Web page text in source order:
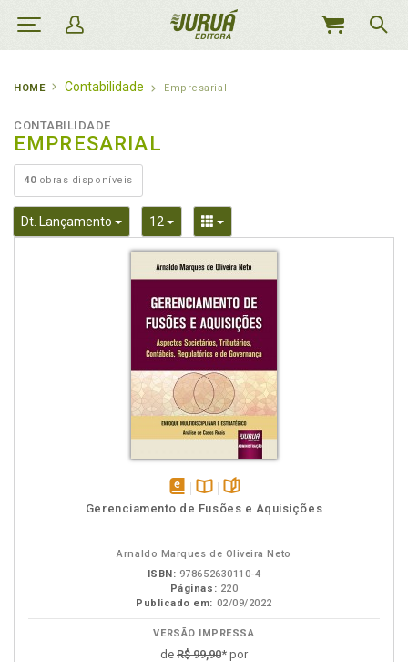
MEU
HOME Contabilidade Empresarial
CONTABILIDADE
EMPRESARIAL
40obras disponíveis
Dt. Lançamento Toggle Dropdown
12 Toggle DropdownToggle Dropdown
disponívelDisponível
páginas
Gerenciamento de Fusões e Aquisições
Arnaldo Marques de Oliveira Neto
ISBN: 978652630110-4
Páginas: 220
Publicado em: 02/09/2022
VERSÃO IMPRESSA
de R$ 99,90* por